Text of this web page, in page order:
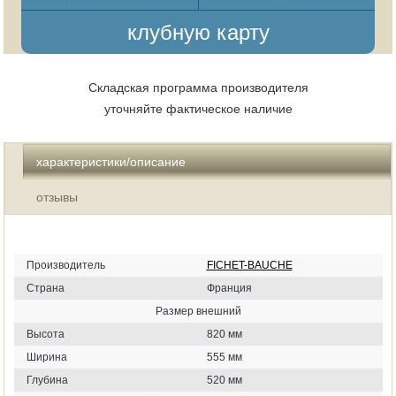
клубную карту
Складская программа производителя
уточняйте фактическое наличие
характеристики/описание
отзывы
Производитель
FICHET-BAUCHE
Страна
Франция
Размер внешний
Высота
820 мм
Ширина
555 мм
Глубина
520 мм